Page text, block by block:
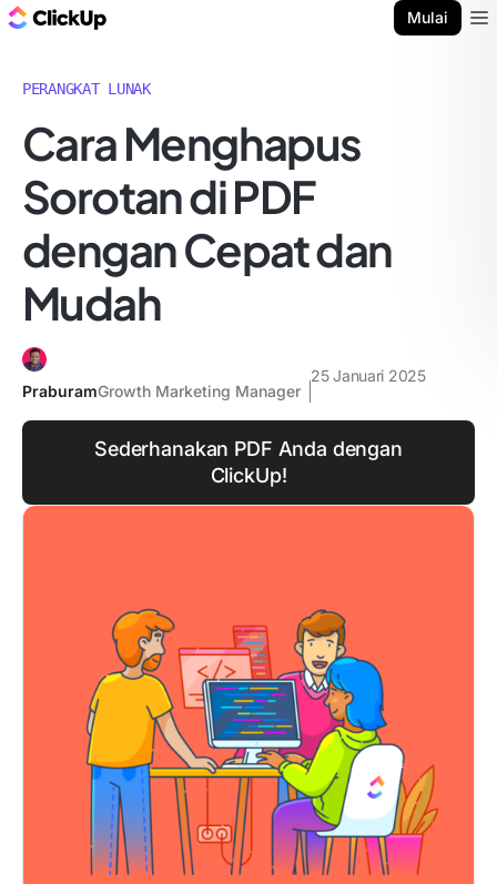
Mulai
PERANGKAT LUNAK
Cara Menghapus
Sorotan di PDF
dengan Cepat dan
Mudah
PraburamGrowth Marketing Manager
25 Januari 2025
Sederhanakan PDF Anda dengan
ClickUp!